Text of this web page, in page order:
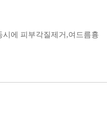
에 피부각질제거,여드름흉